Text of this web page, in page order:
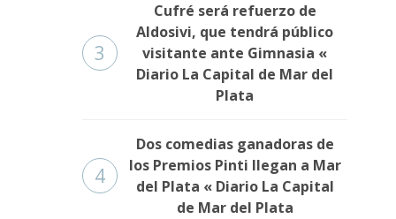
3
Cufré será refuerzo de
Aldosivi, que tendrá público
visitante ante Gimnasia «
Diario La Capital de Mar del
Plata
4
Dos comedias ganadoras de
los Premios Pinti llegan a Mar
del Plata « Diario La Capital
de Mar del Plata